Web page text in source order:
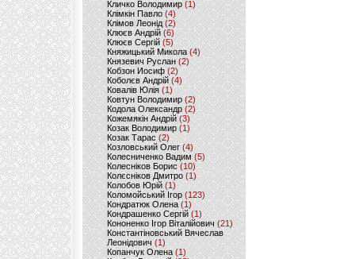
Кличко Володимир (1)
Клімкін Павло (4)
Клімов Леонід(2)
Клюєв Андрій(6)
Клюєв Сергій (5)
Княжицький Микола(4)
Князевич Руслан (2)
Кобзон Иосиф(2)
Коболєв Андрій (4)
Ковалів Юлія(1)
Ковтун Володимир (2)
Кодола Олександр (2)
Кожемякін Андрій (3)
Козак Володимир (1)
Козак Тарас (2)
Козловський Олег(4)
Колесниченко Вадим (5)
Колесніков Борис (10)
Колєсніков Дмитро (1)
Колобов Юрій (1)
Коломойський Ігор (123)
Кондратюк Олена(1)
Кондрашенко Сергій (1)
Кононенко Ігор Віталійович (21)
Константіновський Вячеслав
Леонідович (1)
Копанчук Олена (1)